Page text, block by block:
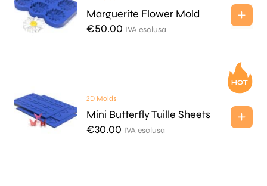
Marguerite Flower Mold
€50.00 IVA esclusa
2D Molds
Mini Butterfly Tuille Sheets
€30.00 IVA esclusa